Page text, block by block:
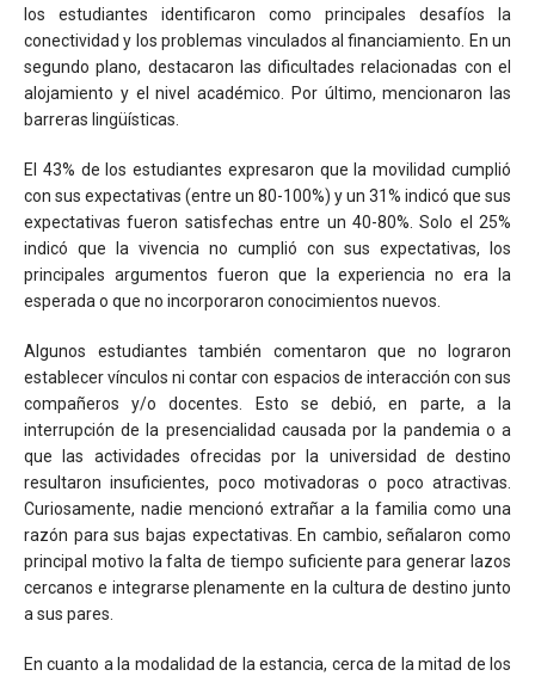
los estudiantes identificaron como principales desafíos la
conectividad y los problemas vinculados al financiamiento. En un
segundo plano, destacaron las dificultades relacionadas con el
alojamiento y el nivel académico. Por último, mencionaron las
barreras lingüísticas.
El 43% de los estudiantes expresaron que la movilidad cumplió
con sus expectativas (entre un 80-100%) y un 31% indicó que sus
expectativas fueron satisfechas entre un 40-80%. Solo el 25%
indicó que la vivencia no cumplió con sus expectativas, los
principales argumentos fueron que la experiencia no era la
esperada o que no incorporaron conocimientos nuevos.
Algunos estudiantes también comentaron que no lograron
establecer vínculos ni contar con espacios de interacción con sus
compañeros y/o docentes. Esto se debió, en parte, a la
interrupción de la presencialidad causada por la pandemia o a
que las actividades ofrecidas por la universidad de destino
resultaron insuficientes, poco motivadoras o poco atractivas.
Curiosamente, nadie mencionó extrañar a la familia como una
razón para sus bajas expectativas. En cambio, señalaron como
principal motivo la falta de tiempo suficiente para generar lazos
cercanos e integrarse plenamente en la cultura de destino junto
a sus pares.
En cuanto a la modalidad de la estancia, cerca de la mitad de los